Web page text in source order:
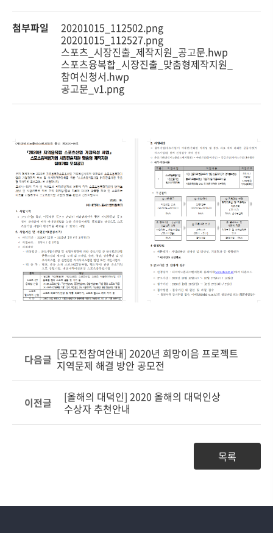
첨부파일
20201015_112502.png
20201015_112527.png
스포츠_시장진출_제작지원_공고문.hwp
스포츠융복합_시장진출_맞춤형제작지원_
참여신청서.hwp
공고문_v1.png
다음글 [공모전참여안내] 2020년 희망이음 프로젝트
지역문제 해결 방안 공모전
이전글
[올해의 대덕인] 2020 올해의 대덕인상
수상자 추천안내
목록